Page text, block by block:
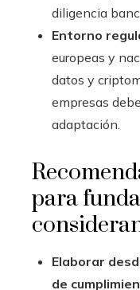
diligencia
Entorno
europeas y
datos y
empresas
adaptación.
para
Elaborar
de